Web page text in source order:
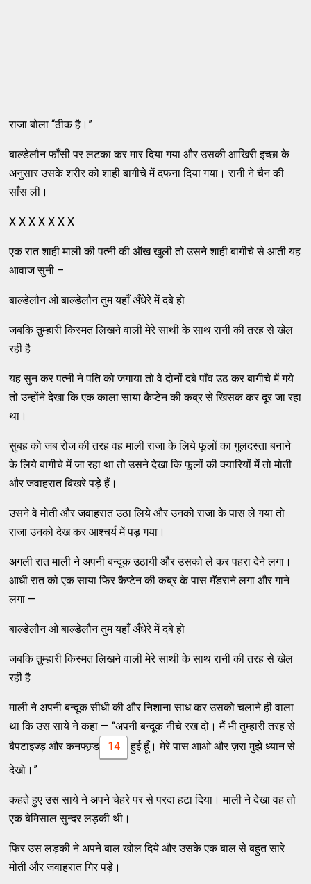
राजा बोला “ठीक है।”
बाल्डेलौन फाँसी पर लटका कर मार दिया गया और उसकी आखिरी इच्छा के
अनुसार उसके शरीर को शाही बागीचे में दफना दिया गया। रानी ने चैन की
साँस ली।
X X X X X X X
एक रात शाही माली की पत्नी की ऑख खुली तो उसने शाही बागीचे से आती यह
आवाज सुनी –
बाल्डेलौन ओ बाल्डेलौन तुम यहाँ अँधेरे में दबे हो
जबकि तुम्हारी किस्मत लिखने वाली मेरे साथी के साथ रानी की तरह से खेल
रही है
यह सुन कर पत्नी ने पति को जगाया तो वे दोनों दबे पाँव उठ कर बागीचे में गये
तो उन्होंने देखा कि एक काला साया कैप्टेन की कब्र से खिसक कर दूर जा रहा
था।
सुबह को जब रोज की तरह वह माली राजा के लिये फूलों का गुलदस्ता बनाने
के लिये बागीचे में जा रहा था तो उसने देखा कि फूलों की क्यारियों में तो मोती
और जवाहरात बिखरे पड़े हैं।
उसने वे मोती और जवाहरात उठा लिये और उनको राजा के पास ले गया तो
राजा उनको देख कर आश्चर्य में पड़ गया।
अगली रात माली ने अपनी बन्दूक उठायी और उसको ले कर पहरा देने लगा।
आधी रात को एक साया फिर कैप्टेन की कब्र के पास मँडराने लगा और गाने
लगा —
बाल्डेलौन ओ बाल्डेलौन तुम यहाँ अँधेरे में दबे हो
जबकि तुम्हारी किस्मत लिखने वाली मेरे साथी के साथ रानी की तरह से खेल
रही है
माली ने अपनी बन्दूक सीधी की और निशाना साध कर उसको चलाने ही वाला
था कि उस साये ने कहा — “अपनी बन्दूक नीचे रख दो। मैं भी तुम्हारी तरह से
बैपटाइज्ड़ और कनफम्र्ड
14
हुई हूँ। मेरे पास आओ और ज़रा मुझे ध्यान से
देखो।”
कहते हुए उस साये ने अपने चेहरे पर से परदा हटा दिया। माली ने देखा वह तो
एक बेमिसाल सुन्दर लड़की थी।
फिर उस लड़की ने अपने बाल खोल दिये और उसके एक बाल से बहुत सारे
मोती और जवाहरात गिर पड़े।